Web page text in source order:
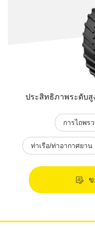
ประสิทธิภาพระดับสู
การไถพร
ท่าเรือ/ท่าอากาศยาน
ข